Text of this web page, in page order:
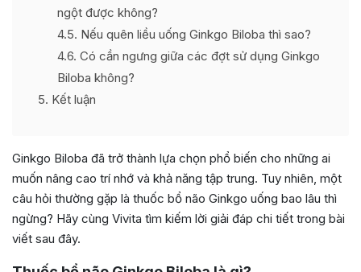
ngột được không?
4.5 Nếu quên liều uống Ginkgo Biloba thì sao?
4.6 Có cần ngưng giữa các đợt sử dụng Ginkgo
Biloba không?
5 Kết luận
Ginkgo Biloba đã trở thành lựa chọn phổ biến cho những ai
muốn nâng cao trí nhớ và khả năng tập trung. Tuy nhiên, một
câu hỏi thường gặp là thuốc bổ não Ginkgo uống bao lâu thì
ngừng? Hãy cùng Vivita tìm kiếm lời giải đáp chi tiết trong bài
viết sau đây.